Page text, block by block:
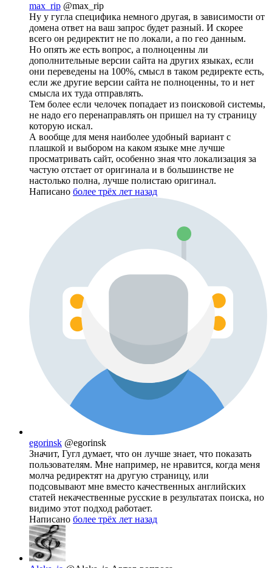
max_rip @max_rip
Ну у гугла специфика немного другая, в зависимости от
домена ответ на ваш запрос будет разный. И скорее
всего он редиректит не по локали, а по гео данным.
Но опять же есть вопрос, а полноценны ли
дополнительные версии сайта на других языках, если
они переведены на 100%, смысл в таком редиректе есть,
если же другие версии сайта не полноценны, то и нет
смысла их туда отправлять.
Тем более если челочек попадает из поисковой системы,
не надо его перенаправлять он пришел на ту страницу
которую искал.
А вообще для меня наиболее удобный вариант с
плашкой и выбором на каком языке мне лучше
просматривать сайт, особенно зная что локализация за
частую отстает от оригинала и в большинстве не
настолько полна, лучше полистаю оригинал.
Написано более трёх лет назад
egorinsk @egorinsk
Значит, Гугл думает, что он лучше знает, что показать
пользователям. Мне например, не нравится, когда меня
молча редиректят на другую страницу, или
подсовывают мне вместо качественных английских
статей некачественные русские в результатах поиска, но
видимо этот подход работает.
Написано более трёх лет назад